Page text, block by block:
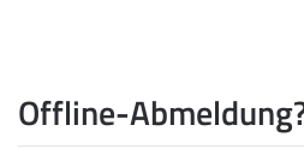
Offline-